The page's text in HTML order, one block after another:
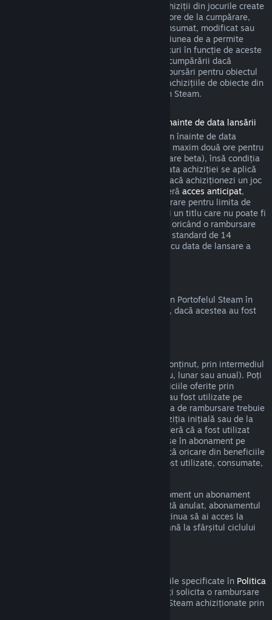
Steam va oferi rambursări pentru orice achiziții din jocurile create
de Valve în termen de patruzeci și opt de ore de la cumpărare,
atât timp cât obiectul din joc nu a fost consumat, modificat sau
transferat. Dezvoltatorii terți vor avea opțiunea de a permite
rambursări pentru propriile obiecte din jocuri în funcție de aceste
cerințe. Steam te va anunța la momentul cumpărării dacă
dezvoltatorul jocului a optat să ofere rambursări pentru obiectul
din joc pe care îl cumperi. În caz contrar, achizițiile de obiecte din
jocuri non-Valve nu sunt rambursabile prin Steam.
Rambursări pentru titlurile achiziționate înainte de data lansării
Atunci când achiziționezi un titlu pe Steam înainte de data
lansării, se aplică limita de timp de joc de maxim două ore pentru
rambursări (cu excepția sesiunilor de testare beta), însă condiția
să nu fi trecut mai mult de 14 zile de la data achiziției se aplică
abia după data de lansare. De exemplu, dacă achiziționezi un joc
sau care oferă acces anticipat,
timpul de joc cumulat va fi luat în considerare pentru limita de
timp de joc de două ore. Dacă precomanzi un titlu care nu poate fi
jucat înainte de data lansării, poți solicita oricând o rambursare
înainte de lansarea acestuia, iar perioada standard de 14
zile/limita de două ore se va aplica odată cu data de lansare a
Poți cere o rambursare pentru fondurile din Portofelul Steam în
termen de paisprezece zile de la achiziție, dacă acestea au fost
Steam oferă acces la anumite servicii și conținut, prin intermediul
unor plăți periodice automate (de exemplu, lunar sau anual). Poți
cere rambursarea sumei plătite dacă serviciile oferite prin
intermediul unui astfel de abonament nu au fost utilizate pe
durata ciclului curent de facturare. Cererea de rambursare trebuie
efectuată în cel mult 48 de ore de la achiziția inițială sau de la
reînnoirea automată. Conținutul se consideră că a fost utilizat
dacă a fost jucat oricare din titlurile incluse în abonament pe
durata ciclului de facturare curent sau dacă oricare din beneficiile
sau reducerile incluse în abonament au fost utilizate, consumate,
Te rugăm să reții că poți anula în orice moment un abonament
. Odată anulat, abonamentul
nu va mai fi reînnoit automat, dar vei continua să ai acces la
conținutul și beneficiile abonamentului până la sfârșitul ciclului
În cadrul procesului și a perioadei aplicabile specificate în Politica
, poți solicita o rambursare
pentru produsele hardware și accesoriile Steam achiziționate prin